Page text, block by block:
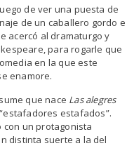
de ver una puesta de
de un caballero gordo e
acercó al dramaturgo y
para rogarle que
en la que este
enamore.
que nace Las alegres
estafados”.
con un protagonista
distinta suerte a la del